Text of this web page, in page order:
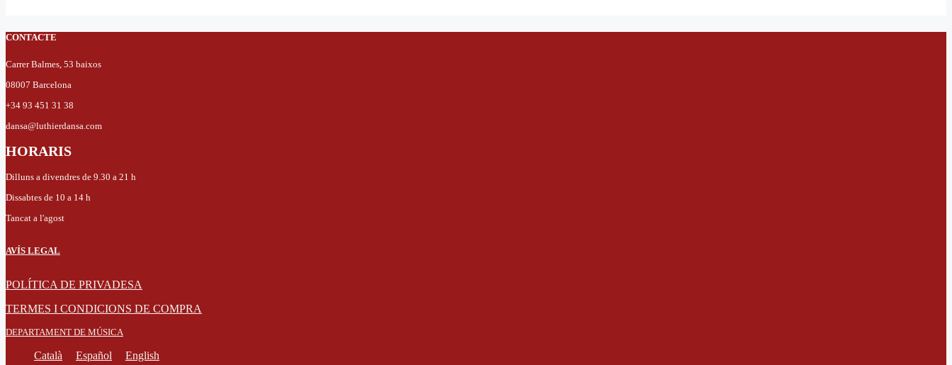
CONTACTE
Carrer Balmes, 53 baixos
08007 Barcelona
+34 93 451 31 38
dansa@luthierdansa.com
HORARIS
Dilluns a divendres de 9.30 a 21 h
Dissabtes de 10 a 14 h
Tancat a l'agost
AVÍS LEGAL
POLÍTICA DE PRIVADESA
TERMES I CONDICIONS DE COMPRA
DEPARTAMENT DE MÚSICA
Català Español English